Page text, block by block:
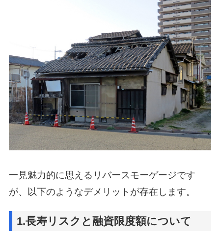
一見魅力的に思えるリバースモーゲージです
が、以下のようなデメリットが存在します。
1.長寿リスクと融資限度額について